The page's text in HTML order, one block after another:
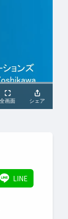
LINE